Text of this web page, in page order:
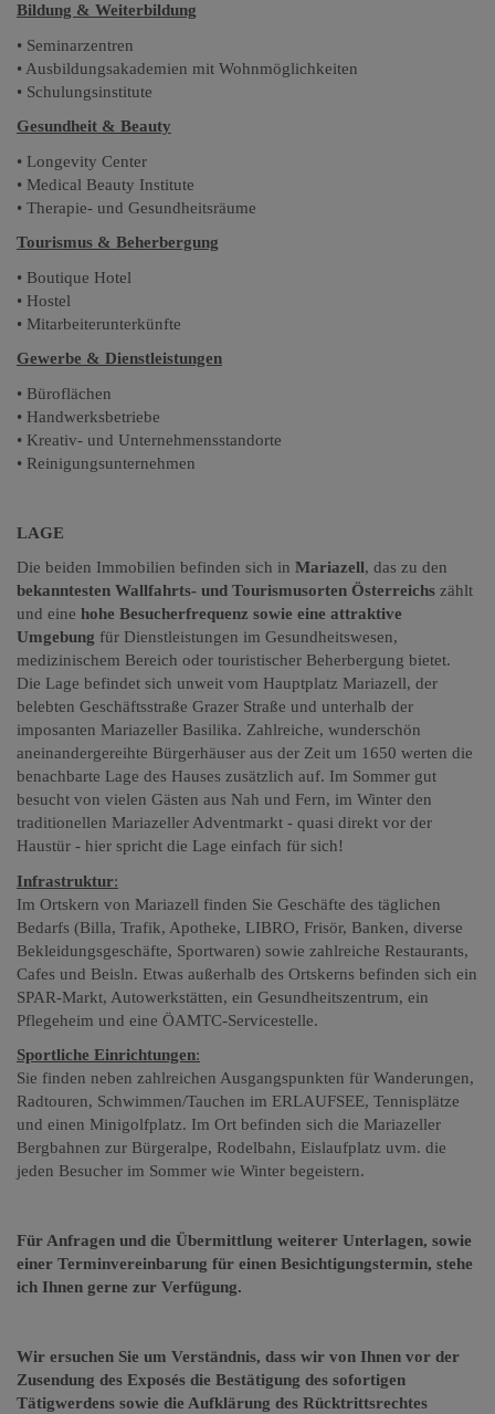
Bildung & Weiterbildung
• Seminarzentren
• Ausbildungsakademien mit Wohnmöglichkeiten
• Schulungsinstitute
Gesundheit & Beauty
• Longevity Center
• Medical Beauty Institute
• Therapie- und Gesundheitsräume
Tourismus & Beherbergung
• Boutique Hotel
• Hostel
• Mitarbeiterunterkünfte
Gewerbe & Dienstleistungen
• Büroflächen
• Handwerksbetriebe
• Kreativ- und Unternehmensstandorte
• Reinigungsunternehmen
LAGE
Die beiden Immobilien befinden sich in Mariazell, das zu den
bekanntesten Wallfahrts- und Tourismusorten Österreichs zählt
und eine hohe Besucherfrequenz sowie eine attraktive
Umgebung für Dienstleistungen im Gesundheitswesen,
medizinischem Bereich oder touristischer Beherbergung bietet.
Die Lage befindet sich unweit vom Hauptplatz Mariazell, der
belebten Geschäftsstraße Grazer Straße und unterhalb der
imposanten Mariazeller Basilika. Zahlreiche, wunderschön
aneinandergereihte Bürgerhäuser aus der Zeit um 1650 werten die
benachbarte Lage des Hauses zusätzlich auf. Im Sommer gut
besucht von vielen Gästen aus Nah und Fern, im Winter den
traditionellen Mariazeller Adventmarkt - quasi direkt vor der
Haustür - hier spricht die Lage einfach für sich!
Infrastruktur:
Im Ortskern von Mariazell finden Sie Geschäfte des täglichen
Bedarfs (Billa, Trafik, Apotheke, LIBRO, Frisör, Banken, diverse
Bekleidungsgeschäfte, Sportwaren) sowie zahlreiche Restaurants,
Cafes und Beisln. Etwas außerhalb des Ortskerns befinden sich ein
SPAR-Markt, Autowerkstätten, ein Gesundheitszentrum, ein
Pflegeheim und eine ÖAMTC-Servicestelle.
Sportliche Einrichtungen:
Sie finden neben zahlreichen Ausgangspunkten für Wanderungen,
Radtouren, Schwimmen/Tauchen im ERLAUFSEE, Tennisplätze
und einen Minigolfplatz. Im Ort befinden sich die Mariazeller
Bergbahnen zur Bürgeralpe, Rodelbahn, Eislaufplatz uvm. die
jeden Besucher im Sommer wie Winter begeistern.
Für Anfragen und die Übermittlung weiterer Unterlagen, sowie
einer Terminvereinbarung für einen Besichtigungstermin, stehe
ich Ihnen gerne zur Verfügung.
Wir ersuchen Sie um Verständnis, dass wir von Ihnen vor der
Zusendung des Exposés die Bestätigung des sofortigen
Tätigwerdens sowie die Aufklärung des Rücktrittsrechtes